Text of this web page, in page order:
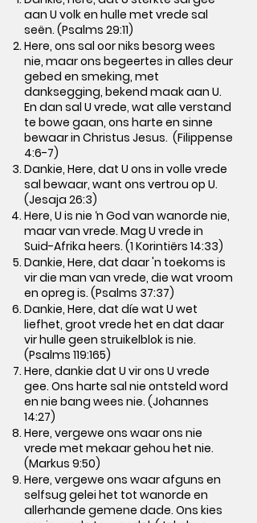
aan U volk en hulle met vrede sal
seën. (Psalms 29:11)
Here, ons sal oor niks besorg wees
nie, maar ons begeertes in alles deur
gebed en smeking, met
danksegging, bekend maak aan U.
En dan sal U vrede, wat alle verstand
te bowe gaan, ons harte en sinne
bewaar in Christus Jesus. (Filippense
4:6-7)
Dankie, Here, dat U ons in volle vrede
sal bewaar, want ons vertrou op U.
(Jesaja 26:3)
Here, U is nie ‘n God van wanorde nie,
maar van vrede. Mag U vrede in
Suid-Afrika heers. (1 Korintiërs 14:33)
Dankie, Here, dat daar 'n toekoms is
vir die man van vrede, die wat vroom
en opreg is. (Psalms 37:37)
Dankie, Here, dat díe wat U wet
liefhet, groot vrede het en dat daar
vir hulle geen struikelblok is nie.
(Psalms 119:165)
Here, dankie dat U vir ons U vrede
gee. Ons harte sal nie ontsteld word
en nie bang wees nie. (Johannes
14:27)
Here, vergewe ons waar ons nie
vrede met mekaar gehou het nie.
(Markus 9:50)
Here, vergewe ons waar afguns en
selfsug gelei het tot wanorde en
allerhande gemene dade. Ons kies